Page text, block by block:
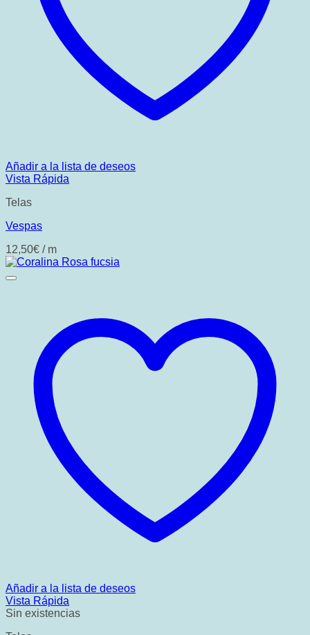
Añadir a la lista de deseos
Vista Rápida
Telas
Vespas
12,50€ / m
Añadir a la lista de deseos
Vista Rápida
Sin existencias